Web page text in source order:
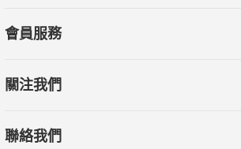
會員服務
關注我們
聯絡我們